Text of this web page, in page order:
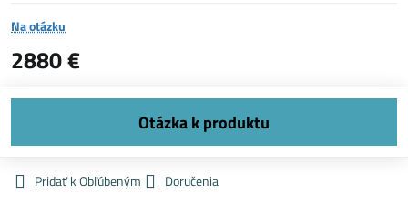
Na otázku
2880 €
Pridať k Obľúbeným
Doručenia